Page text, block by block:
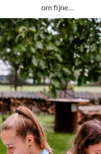
om fijne…